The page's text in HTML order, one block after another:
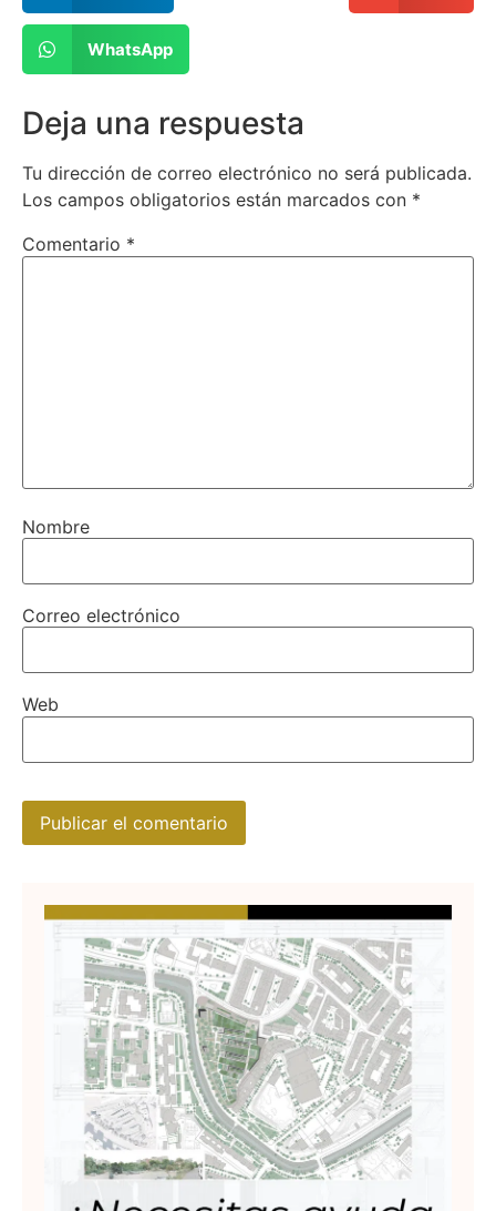
WhatsApp
Deja una respuesta
Tu dirección de correo electrónico no será publicada.
Los campos obligatorios están marcados con *
Comentario *
Nombre
Correo electrónico
Web